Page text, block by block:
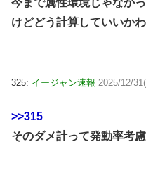
けどどう計算していいか
325: イージャン速報 2025/12/
>>315
そのダメ計って発動率考